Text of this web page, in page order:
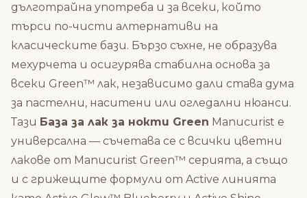
дълготрайна употреба и за всеки, който
търси по-чисти алтернативи на
класическите бази. Бързо съхне, не образува
мехурчета и осигурява стабилна основа за
всеки Green™ лак, независимо дали става дума
за пастелни, наситени или огледални нюанси.
Тази База за лак за нокти Green Manucurist е
универсална — съчетава се с всички цветни
лакове от Manucurist Green™ серията, а също
и с грижещите формули от Active линията